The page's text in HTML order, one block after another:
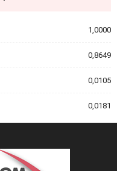
1,0000
0,8649
0,0105
0,0181